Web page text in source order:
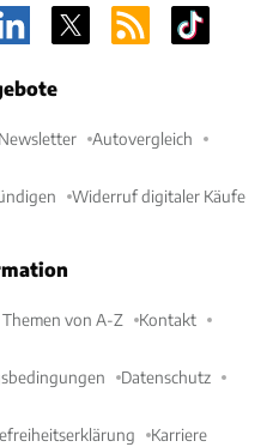
Newsletter Autovergleich
Widerruf digitaler Käufe
Themen von A-Z Kontakt
Datenschutz
Karriere